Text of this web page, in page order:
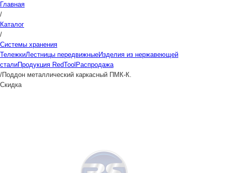
Главная
/
Каталог
/
Системы хранения
ТележкиЛестницы передвижныеИзделия из нержавеющей
сталиПродукция RedTool Распродажа
/Поддон металлический каркасный ПМК-К.
Скидка